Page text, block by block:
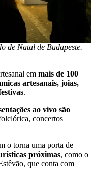
de Natal de Budapeste.
em mais de 100
artesanais, joias,
.
ao vivo são
concertos
o torna uma porta de
próximas, como o
que conta com